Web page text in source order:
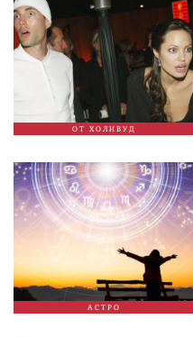
ОТ ХОЛИВУД
АСТРО